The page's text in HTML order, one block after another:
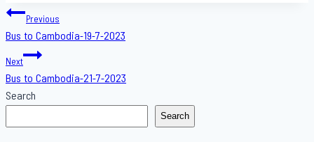
Post
navigation
Previous
Bus to Cambodia-19-7-2023
Next
Bus to Cambodia-21-7-2023
Search
Search